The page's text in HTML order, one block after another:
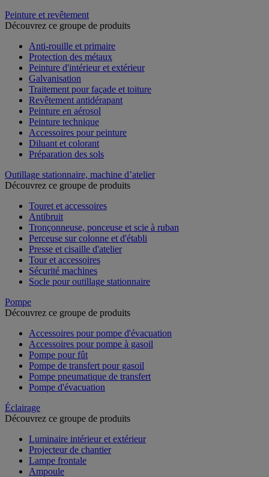
Peinture et revêtement
Découvrez ce groupe de produits
Anti-rouille et primaire
Protection des métaux
Peinture d'intérieur et extérieur
Galvanisation
Traitement pour façade et toiture
Revêtement antidérapant
Peinture en aérosol
Peinture technique
Accessoires pour peinture
Diluant et colorant
Préparation des sols
Outillage stationnaire, machine d’atelier
Découvrez ce groupe de produits
Touret et accessoires
Antibruit
Tronçonneuse, ponceuse et scie à ruban
Perceuse sur colonne et d'établi
Presse et cisaille d'atelier
Tour et accessoires
Sécurité machines
Socle pour outillage stationnaire
Pompe
Découvrez ce groupe de produits
Accessoires pour pompe d'évacuation
Accessoires pour pompe à gasoil
Pompe pour fût
Pompe de transfert pour gasoil
Pompe pneumatique de transfert
Pompe d'évacuation
Éclairage
Découvrez ce groupe de produits
Luminaire intérieur et extérieur
Projecteur de chantier
Lampe frontale
Ampoule